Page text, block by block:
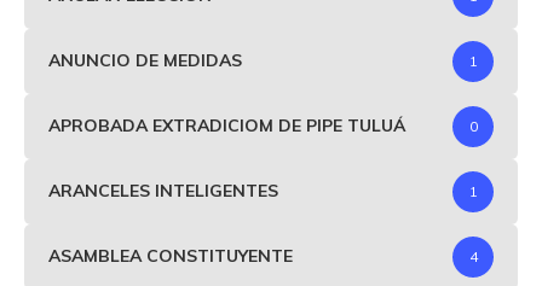
ANUNCIO DE MEDIDAS 1
APROBADA EXTRADICIOM DE PIPE TULUÁ 0
ARANCELES INTELIGENTES 1
ASAMBLEA CONSTITUYENTE 4